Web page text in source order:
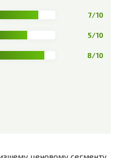
7/10
5/10
8/10